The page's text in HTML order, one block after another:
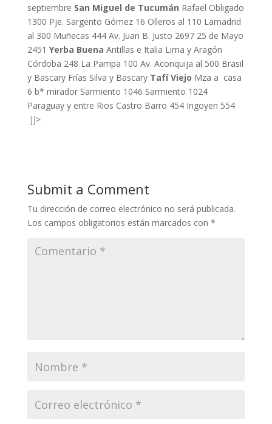
septiembre San Miguel de Tucumán Rafael Obligado
1300 Pje. Sargento Gómez 16 Olleros al 110 Lamadrid
al 300 Muñecas 444 Av. Juan B. Justo 2697 25 de Mayo
2451 Yerba Buena Antillas e Italia Lima y Aragón
Córdoba 248 La Pampa 100 Av. Aconquija al 500 Brasil
y Bascary Frías Silva y Bascary Tafí Viejo Mza a casa
6 b* mirador Sarmiento 1046 Sarmiento 1024
Paraguay y entre Rios Castro Barro 454 Irigoyen 554
]]>
Submit a Comment
Tu dirección de correo electrónico no será publicada.
Los campos obligatorios están marcados con *